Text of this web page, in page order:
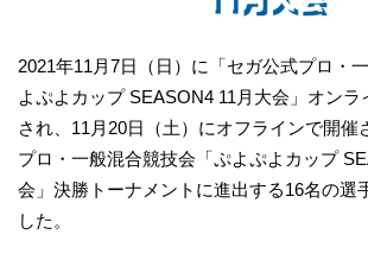
2021年11月7日（日）に「セガ公式プロ・
よぷよカップ SEASON4 11月大会」オンラ
され、11月20日（土）にオフラインで開催
プロ・一般混合競技会「ぷよぷよカップ
会」決勝トーナメントに進出する16名の選
した。